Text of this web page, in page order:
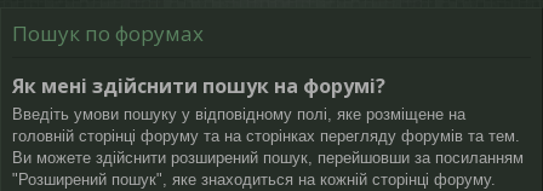
Пошук по форумах
Як мені здійснити пошук на форумі?
Введіть умови пошуку у відповідному полі, яке розміщене на
головній сторінці форуму та на сторінках перегляду форумів та тем.
Ви можете здійснити розширений пошук, перейшовши за посиланням
"Розширений пошук", яке знаходиться на кожній сторінці форуму.